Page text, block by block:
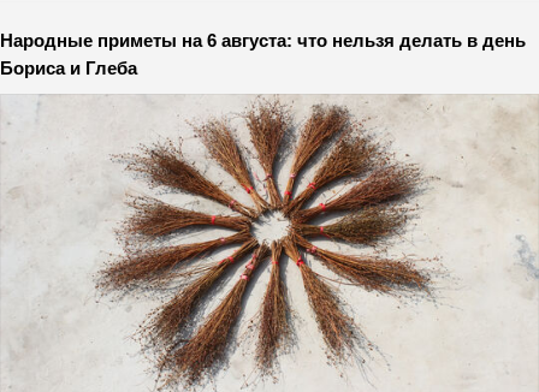
Народные приметы на 6 августа: что нельзя делать в день
Бориса и Глеба